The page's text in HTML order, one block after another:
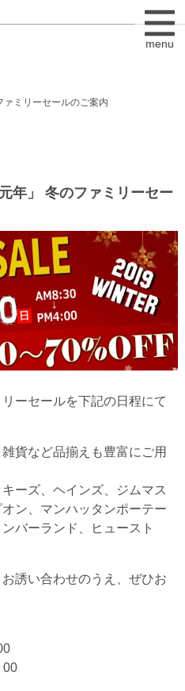
ミリーセールのご案内
menu
年」 冬のファミリーセー
ーセールを下記の日程にて
貨など品揃えも豊富にご用
ーズ、ヘインズ、ジムマス
ン、マンハッタンポーテー
バーランド、ヒュースト
誘い合わせのうえ、ぜひお
00